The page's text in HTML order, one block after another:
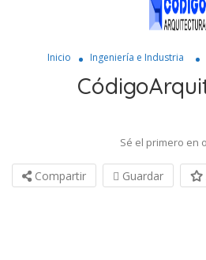
Inicio Ingeniería e Industria
Sé el primero en
Compartir Guardar